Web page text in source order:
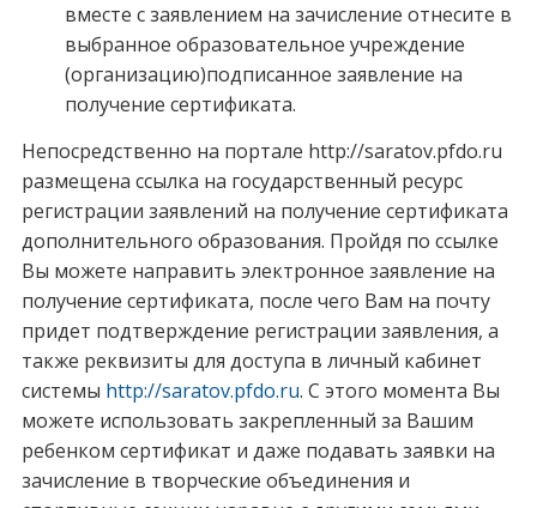
вместе с заявлением на зачисление отнесите в
выбранное образовательное учреждение
(организацию)подписанное заявление на
получение сертификата.
Непосредственно на портале http://saratov.pfdo.ru
размещена ссылка на государственный ресурс
регистрации заявлений на получение сертификата
дополнительного образования. Пройдя по ссылке
Вы можете направить электронное заявление на
получение сертификата, после чего Вам на почту
придет подтверждение регистрации заявления, а
также реквизиты для доступа в личный кабинет
системы http://saratov.pfdo.ru. С этого момента Вы
можете использовать закрепленный за Вашим
ребенком сертификат и даже подавать заявки на
зачисление в творческие объединения и